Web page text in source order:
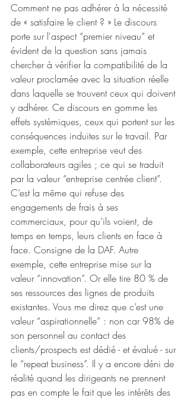
Comment ne pas adhérer à la nécessité
de « satisfaire le client ? » Le discours
porte sur l'aspect “premier niveau” et
évident de la question sans jamais
chercher à vérifier la compatibilité de la
valeur proclamée avec la situation réelle
dans laquelle se trouvent ceux qui doivent
y adhérer. Ce discours en gomme les
effets systémiques, ceux qui portent sur les
conséquences induites sur le travail. Par
exemple, cette entreprise veut des
collaborateurs agiles ; ce qui se traduit
par la valeur “entreprise centrée client”.
C’est la même qui refuse des
engagements de frais à ses
commerciaux, pour qu’ils voient, de
temps en temps, leurs clients en face à
face. Consigne de la DAF. Autre
exemple, cette entreprise mise sur la
valeur “innovation”. Or elle tire 80 % de
ses ressources des lignes de produits
existantes. Vous me direz que c’est une
valeur “aspirationnelle” : non car 98% de
son personnel au contact des
clients/prospects est dédié - et évalué - sur
le “repeat business”. Il y a encore déni de
réalité quand les dirigeants ne prennent
pas en compte le fait que les intérêts des